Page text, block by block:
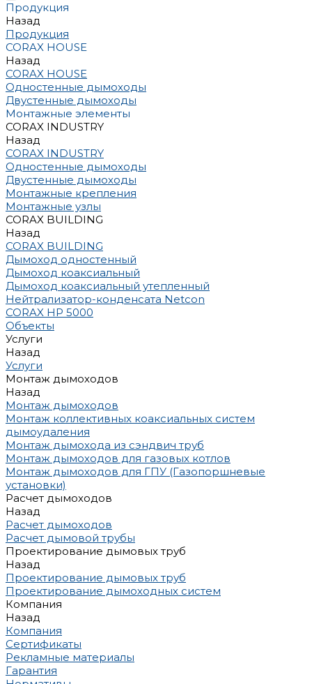
Продукция
Назад
Продукция
CORAX HOUSE
Назад
CORAX HOUSE
Одностенные дымоходы
Двустенные дымоходы
Монтажные элементы
CORAX INDUSTRY
Назад
CORAX INDUSTRY
Одностенные дымоходы
Двустенные дымоходы
Монтажные крепления
Монтажные узлы
CORAX BUILDING
Назад
CORAX BUILDING
Дымоход одностенный
Дымоход коаксиальный
Дымоход коаксиальный утепленный
Нейтрализатор-конденсата Netcon
CORAX HP 5000
Объекты
Услуги
Назад
Услуги
Монтаж дымоходов
Назад
Монтаж дымоходов
Монтаж коллективных коаксиальных систем
дымоудаления
Монтаж дымохода из сэндвич труб
Монтаж дымоходов для газовых котлов
Монтаж дымоходов для ГПУ (Газопоршневые
установки)
Расчет дымоходов
Назад
Расчет дымоходов
Расчет дымовой трубы
Проектирование дымовых труб
Назад
Проектирование дымовых труб
Проектирование дымоходных систем
Компания
Назад
Компания
Сертификаты
Рекламные материалы
Гарантия